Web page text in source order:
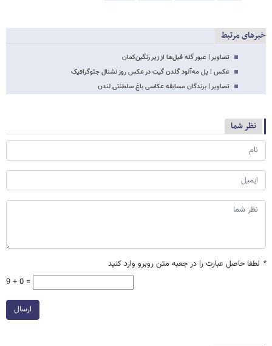
خبرهای مرتبط
تصاویر | عبور گله فیل‌ها از زیر رنگین‌کمان
عکس | پل مه‌آلود گلدن گیت در عکس روز نشنال جئوگرافیک
تصاویر | برندگان مسابقه عکاسی باغ سلطنتی لندن
نظر شما
* لطفا حاصل عبارت را در جعبه متن روبرو وارد کنید
9 + 0 =
ارسال